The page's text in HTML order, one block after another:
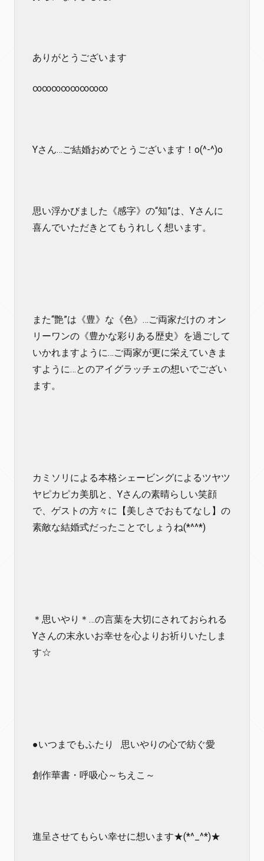
ありがとうございます
∞∞∞∞∞∞∞∞
Yさん…ご結婚おめでとうございます！o(^-^)o
思い浮かびました《感字》の“知”は、Yさんに
喜んでいただきとてもうれしく想います。
また“艶”は《豊》な《色》…ご両家だけの オン
リーワンの《豊かな彩りある歴史》を過ごして
いかれますように…ご両家が更に栄えていきま
すように…とのアイグラッチェの想いでござい
ます。
カミソリによる本格シェービングによるツヤツ
ヤピカピカ美肌と、Yさんの素晴らしい笑顔
で、ゲストの方々に【美しさでおもてなし】の
素敵な結婚式だったことでしょうね(*^^*)
＊思いやり＊…の言葉を大切にされておられる
Yさんの末永いお幸せを心よりお祈りいたしま
す☆
●いつまでもふたり 思いやりの心で紡ぐ愛
創作華書・呼吸心～ちえこ～
進呈させてもらい幸せに想います★(*^_^*)★